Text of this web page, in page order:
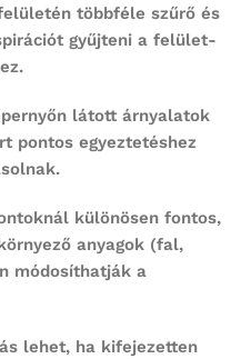
többféle szűrő és
gyűjteni a felület-
látott árnyalatok
pontos egyeztetéshez
különösen fontos,
anyagok (fal,
módosíthatják a
lehet, ha kifejezetten